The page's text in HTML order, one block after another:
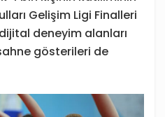
Gelişim Ligi Finalleri
deneyim alanları
gösterileri de